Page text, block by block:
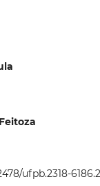
ufpb.2318-